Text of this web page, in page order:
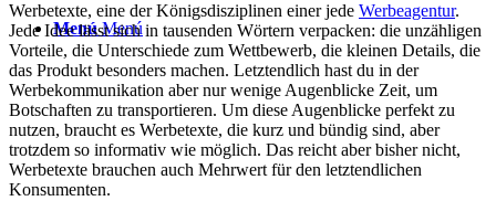
Menú Menú
Werbetexte, eine der Königsdisziplinen einer jede Werbeagentur.
Jede Idee lässt sich in tausenden Wörtern verpacken: die unzähligen
Vorteile, die Unterschiede zum Wettbewerb, die kleinen Details, die
das Produkt besonders machen. Letztendlich hast du in der
Werbekommunikation aber nur wenige Augenblicke Zeit, um
Botschaften zu transportieren. Um diese Augenblicke perfekt zu
nutzen, braucht es Werbetexte, die kurz und bündig sind, aber
trotzdem so informativ wie möglich. Das reicht aber bisher nicht,
Werbetexte brauchen auch Mehrwert für den letztendlichen
Konsumenten.